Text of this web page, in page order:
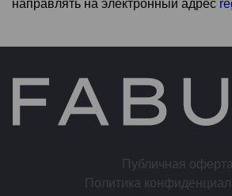
направлять на электронный адрес
Публичная оферта
Политика